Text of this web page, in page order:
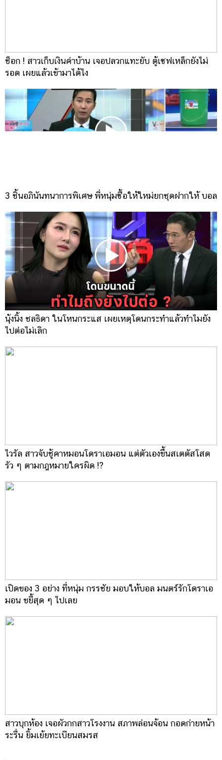
แจ้ง
ปัญหา
งาน
ช็อก ! สาวเก็บเงินค่าบ้าน เจอปลวกแทะยับ ตู้เซฟเหล็กยังไม่
รอด เผยแล้วเข้ามาได้ไง
3 ชิ้นอภินันทนาการพิเศษ พี่หนุ่มซื้อให้ใหม่ยกชุดฝากให้ บอล
นุ้งนิ้ง ชลธิดา ในโหนกระแส เผยเหตุโดนกระทำแล้วทำไมยัง
ไปต่อไม่เลิก
ไวรัล สาวจับชู้คาหมอนโดราเอมอน แต่ตัวเองขึ้นสเตตัสโสด
รัว ๆ ตามกฎหมายใครผิด !?
เปิดของ 3 อย่าง ที่หนุ่ม กรรชัย มอบให้บอล มนตร์รักโดราเอ
มอน ขยี้สุด ๆ ไปเลย
สาวบุกห้อง เจอผัวกกสาวโรงงาน สภาพล่อนจ้อน กอดก่ายหน้า
ระรื่น ยิ้มเย้ยทะเบียนสมรส